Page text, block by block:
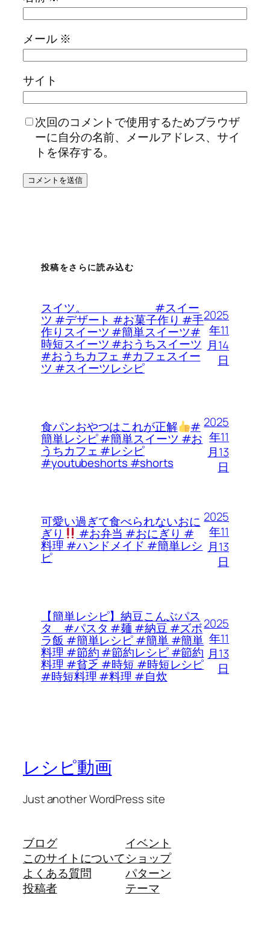
メール ※
サイト
次回のコメントで使用するためブラウザ
ーに自分の名前、メールアドレス、サイ
トを保存する。
投稿をさらに読み込む
スイツ。 #スイー
ツ #デザート #お菓子作り #手
作りスイーツ #簡単スイーツ#
時短スイーツ #おうちスイーツ
#おうちカフェ #カフェスイー
ツ #スイーツレシピ
2025
年11
月14
日
食パンおやつはこれが正解 #
簡単レシピ #簡単スイーツ #お
うちカフェ #レシピ
#youtubeshorts #shorts
2025
年11
月13
日
可愛い過ぎて食べられないおに
ぎり #お弁当 #おにぎり #
料理 #ハンドメイド #簡単レシ
ピ
2025
年11
月13
日
【簡単レシピ】納豆こんぶパス
タ #パスタ #麺 #納豆 #ズボ
ラ飯 #簡単レシピ #簡単 #簡単
料理 #節約 #節約レシピ #節約
料理 #貧乏 #時短 #時短レシピ
#時短料理 #料理 #自炊
2025
年11
月13
日
レシピ動画
Just another WordPress site
ブログ
このサイトについて
よくある質問
投稿者
イベント
ショップ
パターン
テーマ